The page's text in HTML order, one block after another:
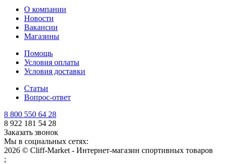
О компании
Новости
Вакансии
Магазины
Помощь
Условия оплаты
Условия доставки
Статьи
Вопрос-ответ
8 800 550 64 28
8 922 181 54 28
Заказать звонок
Мы в социальных сетях:
2026 © Cliff-Market - Интернет-магазин спортивных товаров
;